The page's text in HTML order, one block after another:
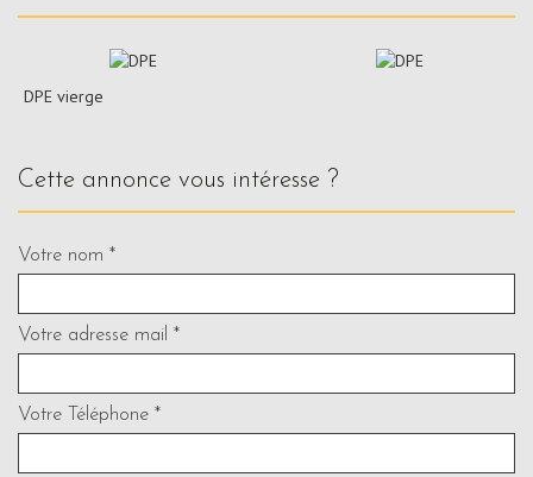
DPE vierge
cette annonce vous intéresse ?
Votre nom *
Votre adresse mail *
Votre Téléphone *